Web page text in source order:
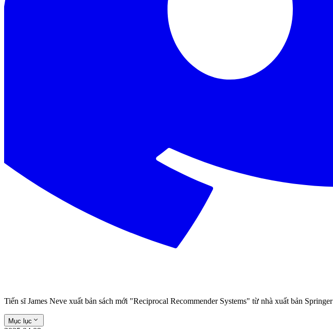
Tiến sĩ James Neve xuất bản sách mới "Reciprocal Recommender Systems" từ nhà xuất bản Springer
Mục lục